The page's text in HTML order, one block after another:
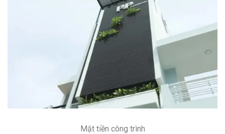
Mặt tiền công trình